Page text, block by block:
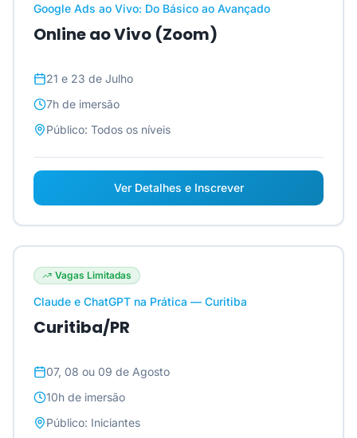
Google Ads ao Vivo: Do Básico ao Avançado
Online ao Vivo (Zoom)
21 e 23 de Julho
7h de imersão
Público: Todos os níveis
Ver Detalhes e Inscrever
Vagas Limitadas
Claude e ChatGPT na Prática — Curitiba
Curitiba/PR
07, 08 ou 09 de Agosto
10h de imersão
Público: Iniciantes